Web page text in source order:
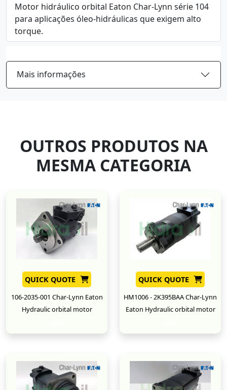
Motor hidráulico orbital Eaton Char-Lynn série 104
para aplicações óleo-hidráulicas que exigem alto
torque.
Mais informações
OUTROS PRODUTOS NA
MESMA CATEGORIA
QUICK QUOTE
106-2035-001 Char-Lynn Eaton
Hydraulic orbital motor
QUICK QUOTE
HM1006 - 2K395BAA Char-Lynn
Eaton Hydraulic orbital motor